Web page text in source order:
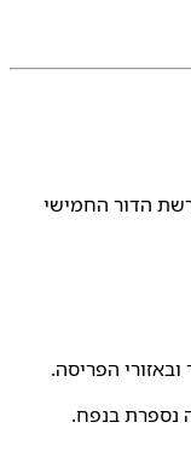
החמישי
בנפח.